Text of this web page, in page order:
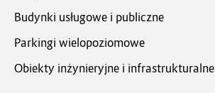
Budynki usługowe i publiczne
Parkingi wielopoziomowe
Obiekty inżynieryjne i infrastrukturalne